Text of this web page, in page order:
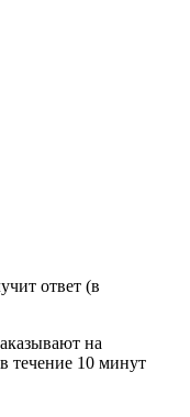
ответ (в
на
течение 10 минут